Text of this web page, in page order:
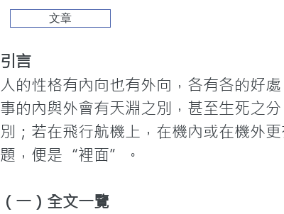
文章
引言
人的性格有內向也有外向，各有各的好
事的內與外會有天淵之別，甚至生死之
別；若在飛行航機上，在機內或在機外
題，便是“裡面”。
（一）全文一覽